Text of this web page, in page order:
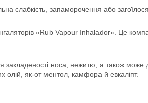
слабкість, запаморочення або
«Rub Vapour Inhalador». Це
носа, нежитю, а також може
олій, як-от ментол, камфора й евкаліпт.